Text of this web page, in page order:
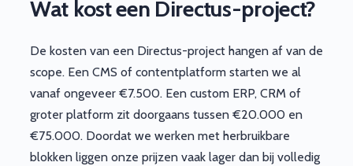
Wat kost een Directus-project?
De kosten van een Directus-project hangen af van de
scope. Een CMS of contentplatform starten we al
vanaf ongeveer €7.500. Een custom ERP, CRM of
groter platform zit doorgaans tussen €20.000 en
€75.000. Doordat we werken met herbruikbare
blokken liggen onze prijzen vaak lager dan bij volledig